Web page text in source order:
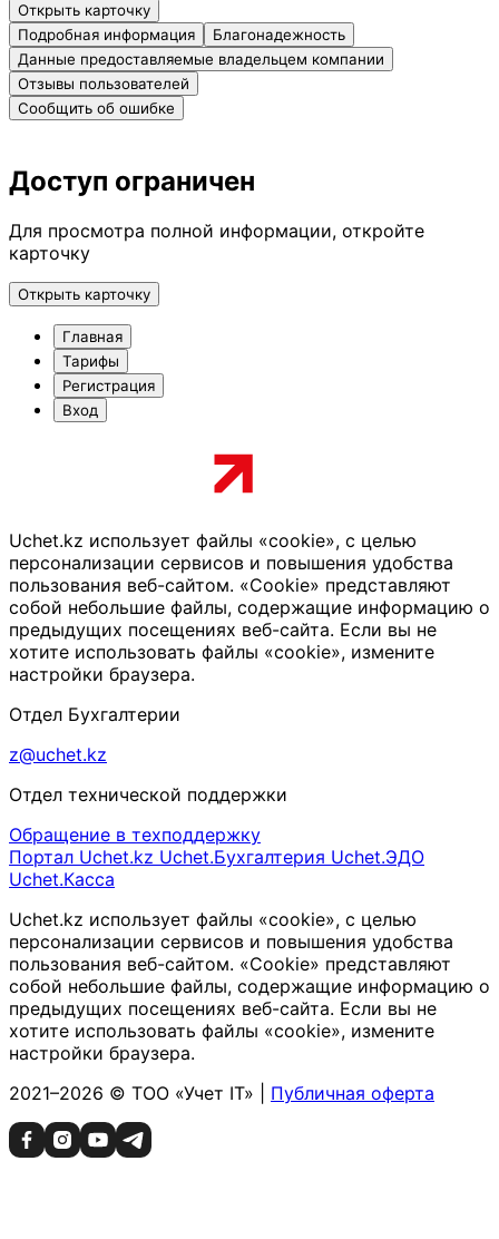
Открыть карточку
Подробная информация
Благонадежность
Данные предоставляемые владельцем компании
Отзывы пользователей
Сообщить об ошибке
Доступ ограничен
Для просмотра полной информации, откройте
карточку
Открыть карточку
Главная
Тарифы
Регистрация
Вход
Uchet.kz использует файлы «cookie», с целью
персонализации сервисов и повышения удобства
пользования веб-сайтом. «Cookie» представляют
собой небольшие файлы, содержащие информацию о
предыдущих посещениях веб-сайта. Если вы не
хотите использовать файлы «cookie», измените
настройки браузера.
Отдел Бухгалтерии
z@uchet.kz
Отдел технической поддержки
Обращение в техподдержку
Портал Uchet.kz Uchet.Бухгалтерия Uchet.ЭДО
Uchet.Касса
Uchet.kz использует файлы «cookie», с целью
персонализации сервисов и повышения удобства
пользования веб-сайтом. «Cookie» представляют
собой небольшие файлы, содержащие информацию о
предыдущих посещениях веб-сайта. Если вы не
хотите использовать файлы «cookie», измените
настройки браузера.
2021–2026 © ТОО «Учет IT» | Публичная оферта